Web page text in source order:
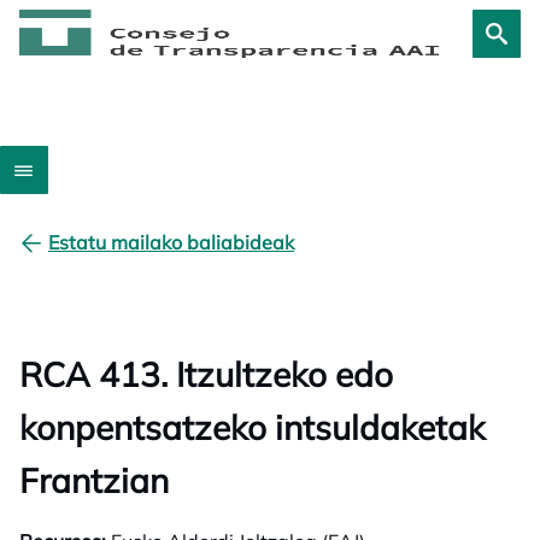
Estatu mailako baliabideak
RCA 413. Itzultzeko edo
konpentsatzeko intsuldaketak
Frantzian